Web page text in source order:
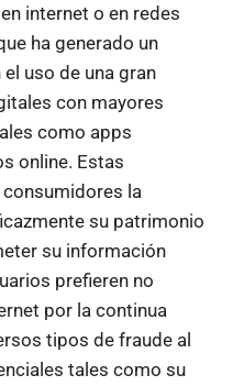
internet o en redes
ha generado un
uso de una gran
con mayores
como apps
online. Estas
la
su patrimonio
su información
prefieren no
por la continua
tipos de fraude al
tales como su